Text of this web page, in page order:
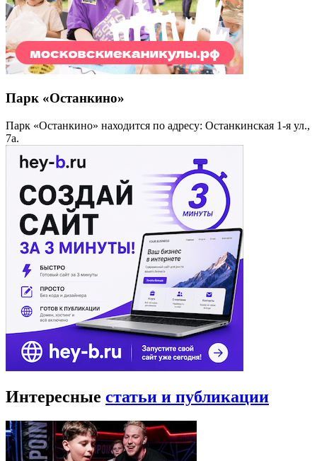
Парк «Останкино»
Парк «Останкино» находится по адресу: Останкинская 1-я ул.,
7а.
Интересные статьи и публикации